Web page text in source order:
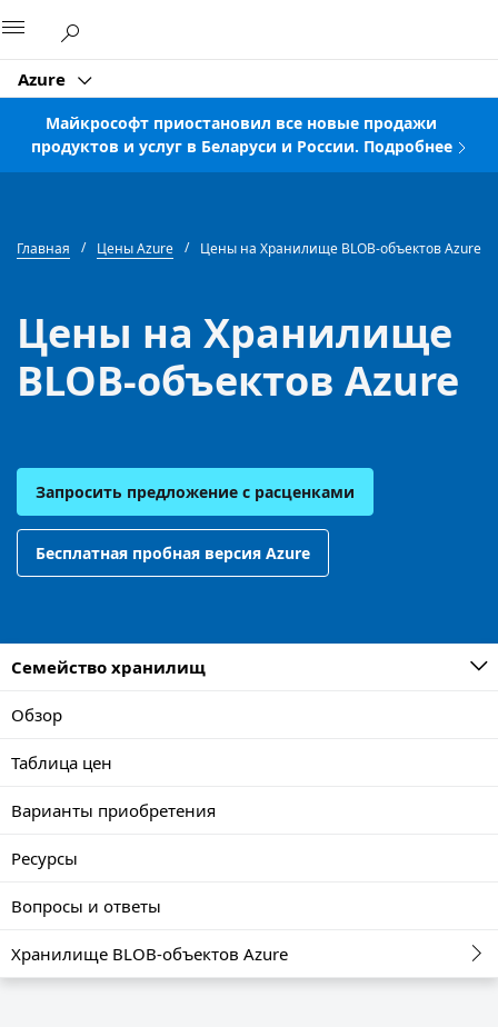
Azure
Майкрософт приостановил все новые продажи
продуктов и услуг в Беларуси и России. Подробнее
Главная Цены Azure Цены на Хранилище BLOB-объектов Azure
Цены на Хранилище
BLOB-объектов Azure
Запросить предложение с расценками
Бесплатная пробная версия Azure
Семейство хранилищ
Обзор
Таблица цен
Варианты приобретения
Ресурсы
Вопросы и ответы
Хранилище BLOB-объектов Azure